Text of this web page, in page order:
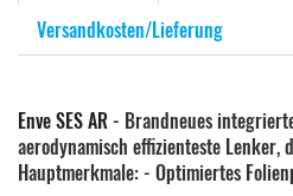
Versandkosten/Lieferung
Enve SES AR - Brandneues
aerodynamisch effizienteste Lenker,
Hauptmerkmale: - Optimiertes